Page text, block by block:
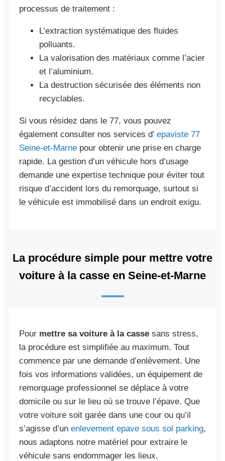
processus de traitement :
L’extraction systématique des fluides
polluants.
La valorisation des matériaux comme l’acier
et l’aluminium.
La destruction sécurisée des éléments non
recyclables.
Si vous résidez dans le 77, vous pouvez
également consulter nos services d’ epaviste 77
Seine-et-Marne pour obtenir une prise en charge
rapide. La gestion d’un véhicule hors d’usage
demande une expertise technique pour éviter tout
risque d’accident lors du remorquage, surtout si
le véhicule est immobilisé dans un endroit exigu.
La procédure simple pour mettre votre
voiture à la casse en Seine-et-Marne
Pour mettre sa voiture à la casse sans stress,
la procédure est simplifiée au maximum. Tout
commence par une demande d’enlèvement. Une
fois vos informations validées, un équipement de
remorquage professionnel se déplace à votre
domicile ou sur le lieu où se trouve l’épave. Que
votre voiture soit garée dans une cour ou qu’il
s’agisse d’un enlevement epave sous sol parking,
nous adaptons notre matériel pour extraire le
véhicule sans endommager les lieux.